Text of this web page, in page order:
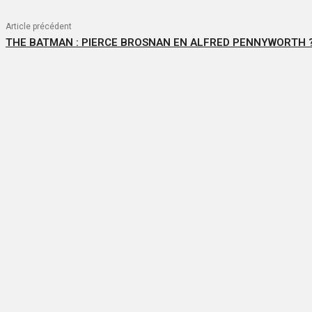
Article précédent
THE BATMAN : PIERCE BROSNAN EN ALFRED PENNYWORTH